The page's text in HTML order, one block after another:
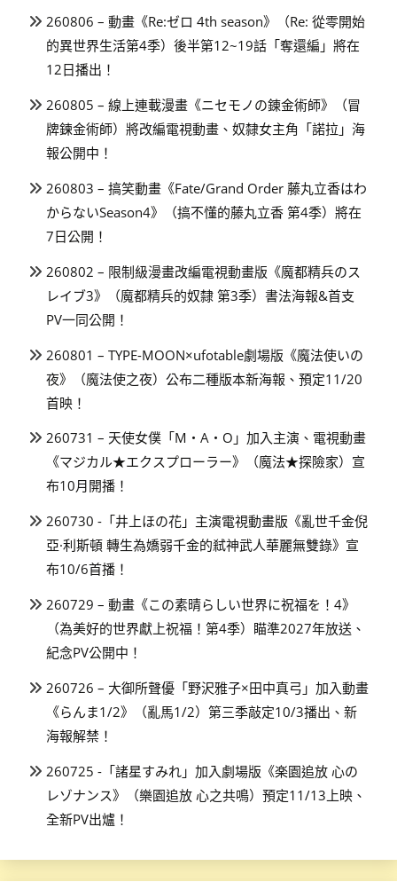
260806 – 動畫《Re:ゼロ 4th season》（Re: 從零開始
的異世界生活第4季）後半第12~19話「奪還編」將在
12日播出！
260805 – 線上連載漫畫《ニセモノの錬金術師》（冒
牌鍊金術師）將改編電視動畫、奴隸女主角「諾拉」海
報公開中！
260803 – 搞笑動畫《Fate/Grand Order 藤丸立香はわ
からないSeason4》（搞不懂的藤丸立香 第4季）將在
7日公開！
260802 – 限制級漫畫改編電視動畫版《魔都精兵のス
レイブ3》（魔都精兵的奴隸 第3季）書法海報&首支
PV一同公開！
260801 – TYPE-MOON×ufotable劇場版《魔法使いの
夜》（魔法使之夜）公布二種版本新海報、預定11/20
首映！
260731 – 天使女僕「M・A・O」加入主演、電視動畫
《マジカル★エクスプローラー》（魔法★探險家）宣
布10月開播！
260730 -「井上ほの花」主演電視動畫版《亂世千金倪
亞·利斯頓 轉生為嬌弱千金的弒神武人華麗無雙錄》宣
布10/6首播！
260729 – 動畫《この素晴らしい世界に祝福を！4》
（為美好的世界獻上祝福！第4季）瞄準2027年放送、
紀念PV公開中！
260726 – 大御所聲優「野沢雅子×田中真弓」加入動畫
《らんま1/2》（亂馬1/2）第三季敲定10/3播出、新
海報解禁！
260725 -「諸星すみれ」加入劇場版《楽園追放 心の
レゾナンス》（樂園追放 心之共鳴）預定11/13上映、
全新PV出爐！